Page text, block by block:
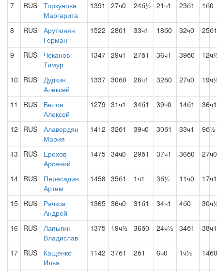
7 RUS
Торкунова
Маргарита
1391 27ч0 24б½ 21ч1 23б1 1б0
8 RUS
Арутюнян
Герман
1522 28б1 33ч1 18б0 32ч0 25б1
9 RUS
Чеканов
Тимур
1347 29ч1 27б1 36ч1 39б0
10 RUS
Дудкин
Алексей
1337 30б0 26ч1 32б0 27ч0
11 RUS
Белов
Алексей
1279 31ч1 34б1 39ч0 14б1 36ч1
12 RUS
Алавердян
Мария
1412 32б1 39ч0 30б1 33ч1 9б½
13 RUS
Ерохов
Арсений
1475 34ч0 29б1 37ч1 36б0 27ч0
14 RUS
Пересадин
Артем
1458 35б1 1ч1 3б½ 11ч0 17ч1
15 RUS
Рачков
Андрей
1365 36ч0 31б1 34ч1 4б0
16 RUS
Лапыгин
Владислав
1375 19ч½ 36б0 24ч½ 34б1 38ч1
17 RUS
Кащенко
Илья
1142 37б1 2б1 6ч0 1ч½ 14б0